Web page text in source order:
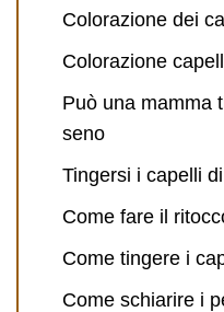
Colorazione dei
Colorazione
Può una mamma
seno
Tingersi i capelli
Come fare il
Come tingere i
Come schiarire i